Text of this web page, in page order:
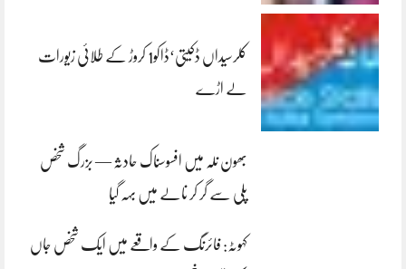
کلرسیداں ڈکیتی‘ڈاکو1 کروڑ کے طلائی زیورات
لے اڑے
بھون نلہ میں افسوسناک حادثہ — بزرگ شخص
پلی سے گر کر نالے میں بہہ گیا
کہوٹہ: فائرنگ کے واقعے میں ایک شخص جاں